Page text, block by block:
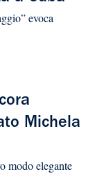
evoca
Michela
modo elegante